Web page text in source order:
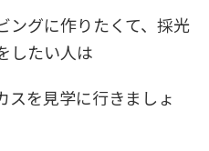
ングに作りたくて、採光
したい人は
スを見学に行きましょ